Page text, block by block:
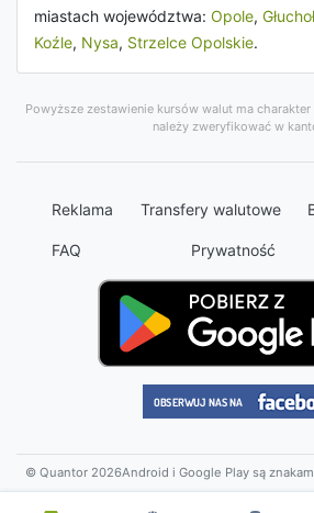
miastach województwa: Opole,
Koźle, Nysa, Strzelce Opolskie.
Powyższe zestawienie kursów walut ma
należy zweryfikować w
Reklama Transfery walutowe
FAQ Prywatność
© Quantor 2026Android i Google Play są